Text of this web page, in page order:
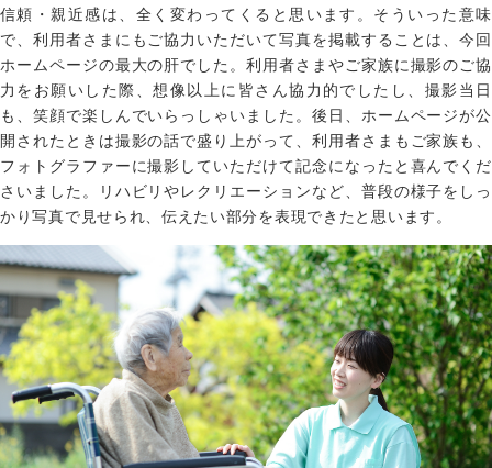
信頼・親近感は、全く変わってくると思います。そういった意味
で、利用者さまにもご協力いただいて写真を掲載することは、今回
ホームページの最大の肝でした。利用者さまやご家族に撮影のご協
力をお願いした際、想像以上に皆さん協力的でしたし、撮影当日
も、笑顔で楽しんでいらっしゃいました。後日、ホームページが公
開されたときは撮影の話で盛り上がって、利用者さまもご家族も、
フォトグラファーに撮影していただけて記念になったと喜んでくだ
さいました。リハビリやレクリエーションなど、普段の様子をしっ
かり写真で見せられ、伝えたい部分を表現できたと思います。